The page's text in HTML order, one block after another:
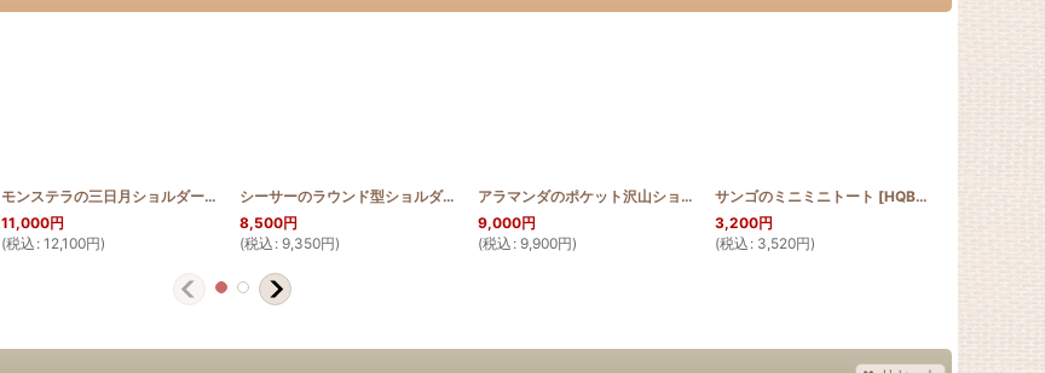
[SHISA_CHERRY70_pattern]
モンステラの三日月ショルダーバッグ [HQTB_CRE_MON]
11,000円
(税込 : 12,100円)
シーサーのラウンド型ショルダーバッグ(ステンドグラスキルト) [ SGQRB_SHISA_HIB ]
8,500円
(税込 : 9,350円)
アラマンダのポケット沢山ショルダーバッグ【幅30cm】 [ HQB_LOT30_ALA
9,000円
(税込 : 9,900円)
サンゴのミニミニトート [HQBMINIMINI_CORAL
3,200円
(税込 : 3,520円)